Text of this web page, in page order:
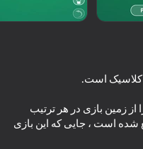
از زمین بازی در هر ترتیب
شده است ، جایی که این بازی